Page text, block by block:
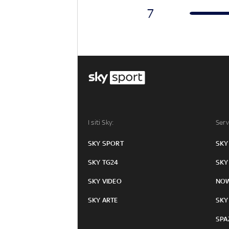
7
I siti Sky:
SKY SPORT
SKY TG24
SKY VIDEO
SKY ARTE